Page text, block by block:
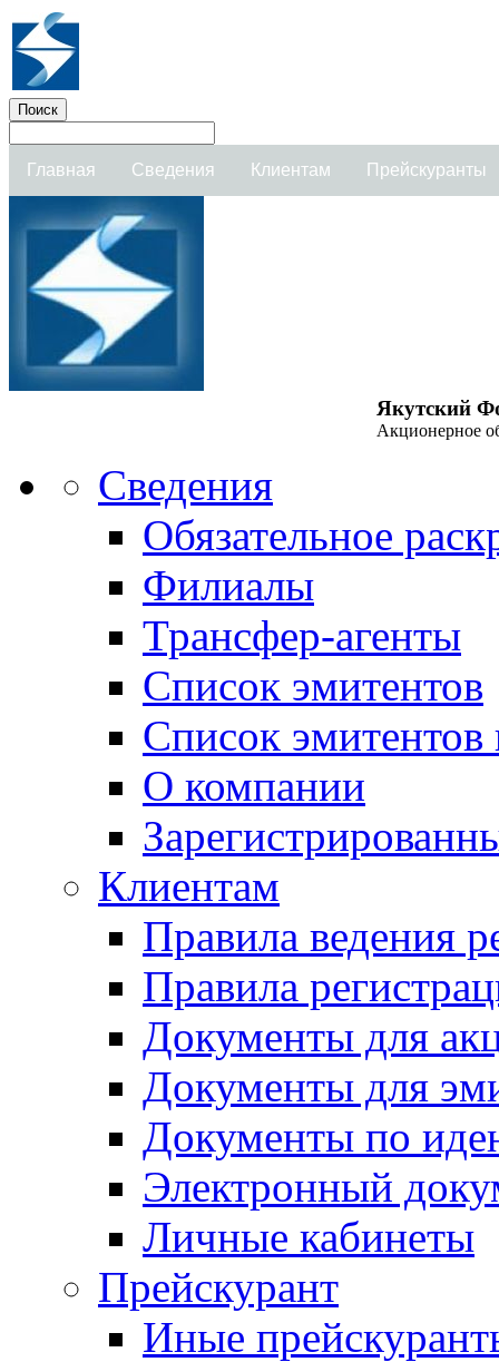
Главная Сведения Клиентам Прейскуранты
Якутский
Акционерное
Сведения
Обязательное
Филиалы
Трансфер-агенты
Список эмитентов
Список эмитентов
О компании
Клиентам
Правила ведения
Правила
Документы для
Документы для
Документы по
Электронный
Личные кабинеты
Прейскурант
Иные